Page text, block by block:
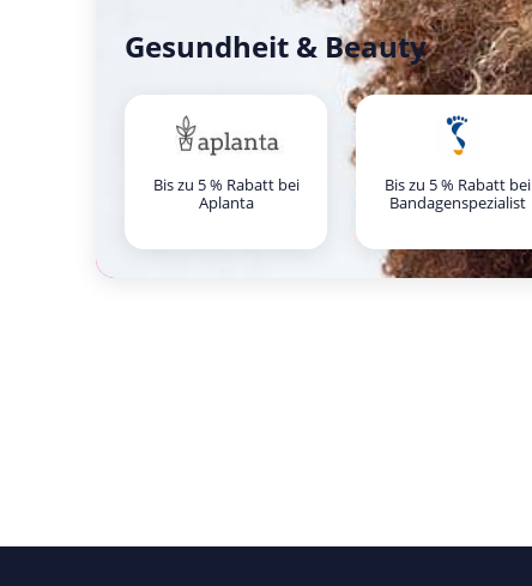
Gesundheit & Beauty
Bis zu 5 % Rabatt bei
Aplanta
Bis zu 5 % Rabatt bei
Bandagenspezialist